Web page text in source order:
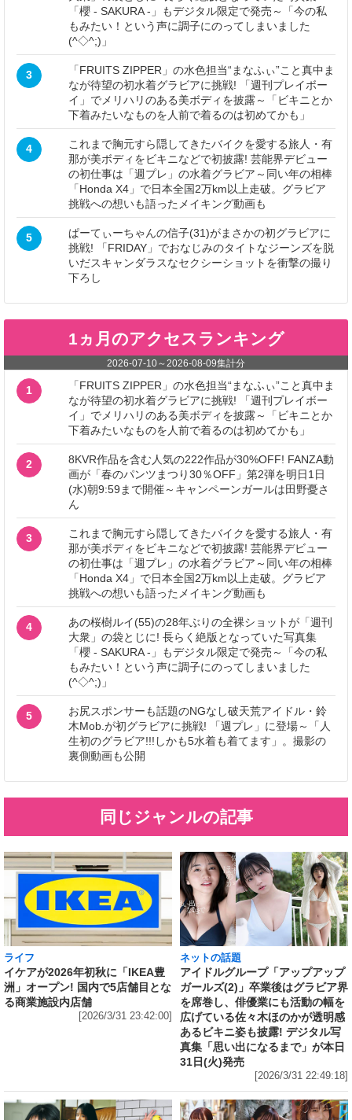
「櫻 - SAKURA -」もデジタル限定で発売～「今の私
もみたい！という声に調子にのってしまいました
(^◇^;)」
3
「FRUITS ZIPPER」の水色担当“まなふぃ”こと真中ま
なが待望の初水着グラビアに挑戦! 「週刊プレイボー
イ」でメリハリのある美ボディを披露～「ビキニとか
下着みたいなものを人前で着るのは初めてかも」
4
これまで胸元すら隠してきたバイクを愛する旅人・有
那が美ボディをビキニなどで初披露! 芸能界デビュー
の初仕事は「週プレ」の水着グラビア～同い年の相棒
「Honda X4」で日本全国2万km以上走破。グラビア
挑戦への想いも語ったメイキング動画も
5
ぱーてぃーちゃんの信子(31)がまさかの初グラビアに
挑戦! 「FRIDAY」でおなじみのタイトなジーンズを脱
いだスキャンダラスなセクシーショットを衝撃の撮り
下ろし
1ヵ月のアクセスランキング
2026-07-10～2026-08-09集計分
1
「FRUITS ZIPPER」の水色担当“まなふぃ”こと真中ま
なが待望の初水着グラビアに挑戦! 「週刊プレイボー
イ」でメリハリのある美ボディを披露～「ビキニとか
下着みたいなものを人前で着るのは初めてかも」
2
8KVR作品を含む人気の222作品が30%OFF! FANZA動
画が「春のパンツまつり30％OFF」第2弾を明日1日
(水)朝9:59まで開催～キャンペーンガールは田野憂さ
ん
3
これまで胸元すら隠してきたバイクを愛する旅人・有
那が美ボディをビキニなどで初披露! 芸能界デビュー
の初仕事は「週プレ」の水着グラビア～同い年の相棒
「Honda X4」で日本全国2万km以上走破。グラビア
挑戦への想いも語ったメイキング動画も
4
あの桜樹ルイ(55)の28年ぶりの全裸ショットが「週刊
大衆」の袋とじに! 長らく絶版となっていた写真集
「櫻 - SAKURA -」もデジタル限定で発売～「今の私
もみたい！という声に調子にのってしまいました
(^◇^;)」
5
お尻スポンサーも話題のNGなし破天荒アイドル・鈴
木Mob.が初グラビアに挑戦! 「週プレ」に登場～「人
生初のグラビア!!!しかも5水着も着てます」。撮影の
裏側動画も公開
同じジャンルの記事
ライフ
イケアが2026年初秋に「IKEA豊
洲」オープン! 国内で5店舗目とな
る商業施設内店舗
[2026/3/31 23:42:00]
ネットの話題
アイドルグループ「アップアップ
ガールズ(2)」卒業後はグラビア界
を席巻し、俳優業にも活動の幅を
広げている佐々木ほのかが透明感
あるビキニ姿も披露! デジタル写
真集「思い出になるまで」が本日
31日(火)発売
[2026/3/31 22:49:18]